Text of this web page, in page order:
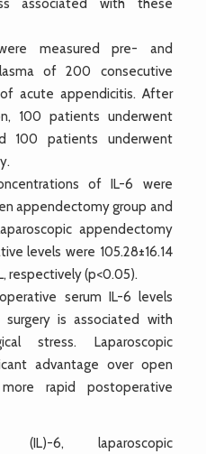
associated with these
measured pre- and
of 200 consecutive
acute appendicitis. After
100 patients underwent
100 patients underwent
of IL-6 were
appendectomy group and
appendectomy
levels were 105.28±16.14
respectively (p<0.05).
serum IL-6 levels
is associated with
stress. Laparoscopic
advantage over open
rapid postoperative
6, laparoscopic